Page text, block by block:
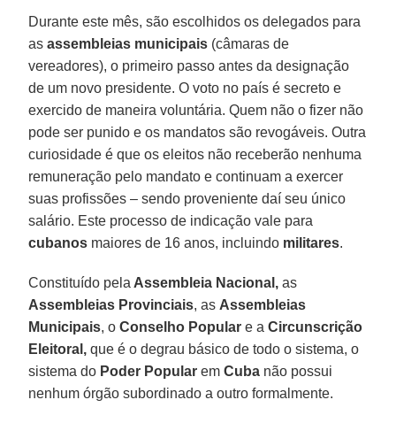
Durante este mês, são escolhidos os delegados para
as assembleias municipais (câmaras de
vereadores), o primeiro passo antes da designação
de um novo presidente. O voto no país é secreto e
exercido de maneira voluntária. Quem não o fizer não
pode ser punido e os mandatos são revogáveis. Outra
curiosidade é que os eleitos não receberão nenhuma
remuneração pelo mandato e continuam a exercer
suas profissões – sendo proveniente daí seu único
salário. Este processo de indicação vale para
cubanos maiores de 16 anos, incluindo militares.
Constituído pela Assembleia Nacional, as
Assembleias Provinciais, as Assembleias
Municipais, oConselho Popular e aCircunscrição
Eleitoral, que é o degrau básico de todo o sistema, o
sistema do Poder Popular emCuba não possui
nenhum órgão subordinado a outro formalmente.